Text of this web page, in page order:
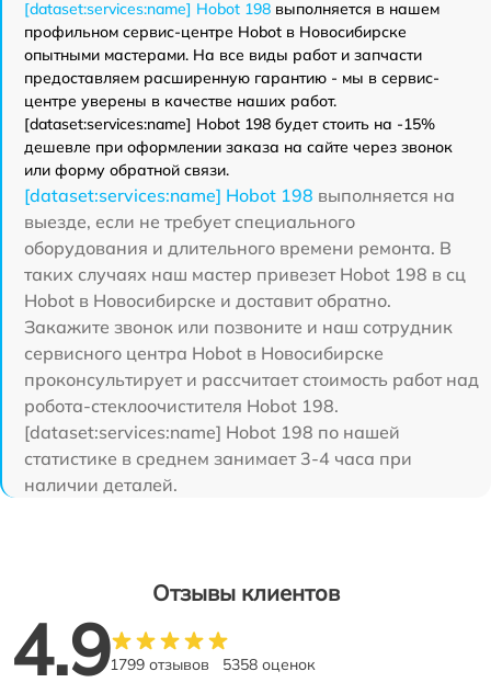
[dataset:services:name] Hobot 198 выполняется в нашем
профильном сервис-центре Hobot в Новосибирске
опытными мастерами. На все виды работ и запчасти
предоставляем расширенную гарантию - мы в сервис-
центре уверены в качестве наших работ.
[dataset:services:name] Hobot 198 будет стоить на -15%
дешевле при оформлении заказа на сайте через звонок
или форму обратной связи.
[dataset:services:name] Hobot 198 выполняется на
выезде, если не требует специального
оборудования и длительного времени ремонта. В
таких случаях наш мастер привезет Hobot 198 в сц
Hobot в Новосибирске и доставит обратно.
Закажите звонок или позвоните и наш сотрудник
сервисного центра Hobot в Новосибирске
проконсультирует и рассчитает стоимость работ над
робота-стеклоочистителя Hobot 198.
[dataset:services:name] Hobot 198 по нашей
статистике в среднем занимает 3-4 часа при
наличии деталей.
Отзывы клиентов
4.91799 отзывов 5358 оценок